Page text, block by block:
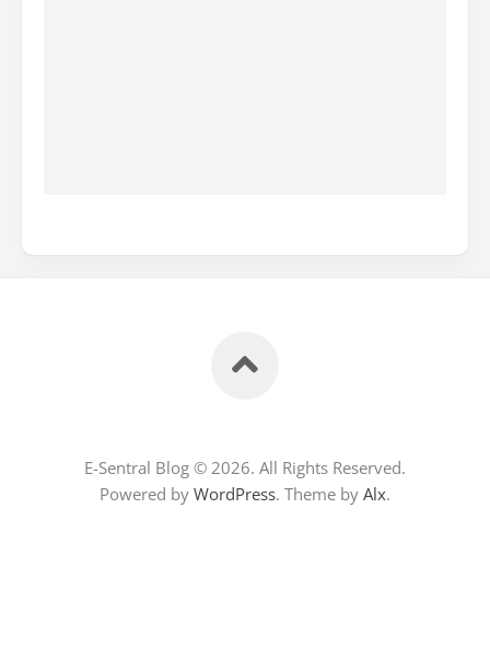
E-Sentral Blog © 2026. All Rights Reserved.
Powered by WordPress. Theme by Alx.